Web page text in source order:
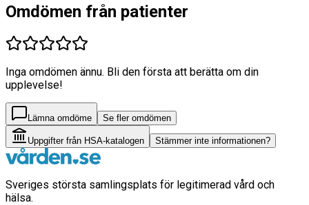
Omdömen från patienter
Inga omdömen ännu. Bli den första att berätta om din
upplevelse!
Lämna omdöme Se fler omdömen
Uppgifter från HSA-katalogen Stämmer inte informationen?
Sveriges största samlingsplats för legitimerad vård och
hälsa.